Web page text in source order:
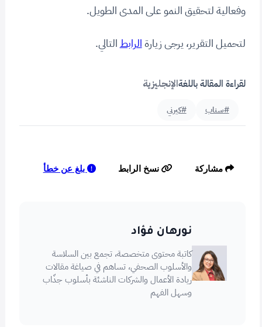
وفعالية لتحقيق النمو على المدى الطويل.
لتحميل التقرير، يرجى زيارةالرابطالتالي.
لقراءة المقالة باللغةالإنجليزية
#سناب #كيرني
مشاركة نسخ الرابط بلغ عن خطأ
نورهان فؤاد
كاتبة محتوى متخصصة، تجمع بين السلاسة
والأسلوب الصحفي، تساهم في صياغة مقالات
ريادة الأعمال والشركات الناشئة بأسلوب جذّاب
وسهل الفهم